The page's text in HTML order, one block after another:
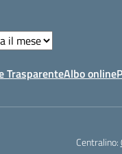
TrasparenteAlbo online
Centralino: